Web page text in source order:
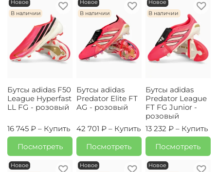
Новое
В наличии
Бутсы adidas F50
League Hyperfast
LL FG - розовый
16 745 ₽ – Купить
Посмотреть
Новое
В наличии
Бутсы adidas
Predator Elite FT
AG - розовый
42 701 ₽ – Купить
Посмотреть
Новое
В наличии
Бутсы adidas
Predator League
FT FG Junior -
розовый
13 232 ₽ – Купить
Посмотреть
Новое
Новое
Новое